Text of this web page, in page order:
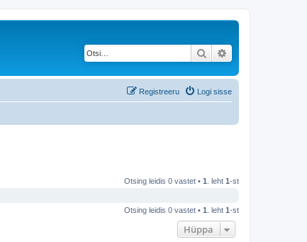
Otsi
Logi sisse
Registreeru
Otsing leidis 0 vastet • 1 . leht 1-st
Otsing leidis 0 vastet • 1 . leht 1-st
Hüppa